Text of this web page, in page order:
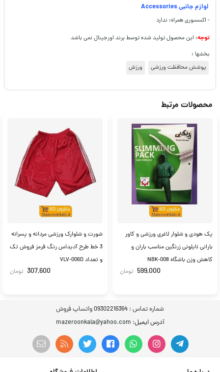
لوازم جانبی Accessories
- اکسسوری همراه: ندارد
توجه: این محصول تولید شده توسط برند اورجینال نمی باشد
بخشها :
پوشش محافظت ورزشی
ورزش
محصولات مرتبط
پک هودی و شلوار لاغری ورزشی و کاور
بارانی نایلونی زرنگین مناسب باران و
کاهش وزن باشگاه NBK-008
599,000 تومان
شورت و شلوارک ورزشی مردانه و پسرانه
3 خط طرح آدیداس رنگ قرمز فروش تک
و تعداد VLV-006D
307,600 تومان
شماره تماس : 09302216364 واتساپ فروش
آدرس ایمیل: mazeroonkala@yahoo.com